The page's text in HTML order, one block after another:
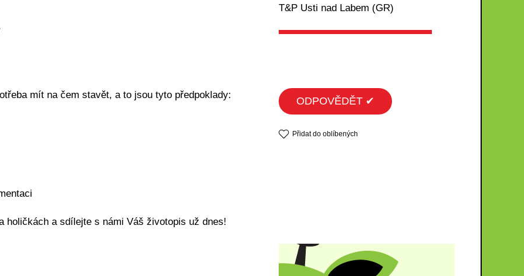
mít na čem stavět, a to jsou tyto předpoklady:
holičkách a sdílejte s námi Váš životopis už dnes!
T&P Usti nad Labem (GR)
ODPOVĚDĚT ✔
Přidat do oblíbených